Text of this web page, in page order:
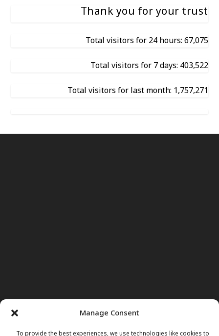
Manage Consent
Thank you for your trust
Total visitors for 24 hours: 67,075
Total visitors for 7 days: 403,522
Total visitors for last month: 1,757,271